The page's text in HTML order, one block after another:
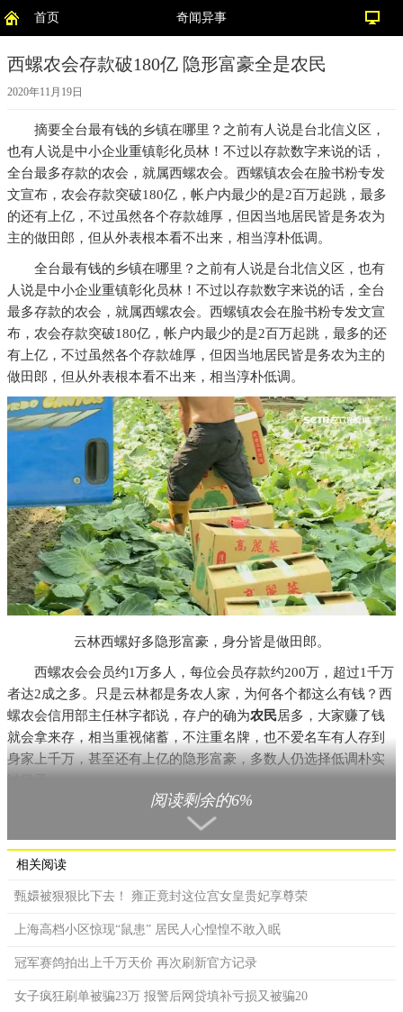
首页 奇闻异事
西螺农会存款破180亿 隐形富豪全是农民
2020年11月19日
摘要全台最有钱的乡镇在哪里？之前有人说是台北信义区，
也有人说是中小企业重镇彰化员林！不过以存款数字来说的话，
全台最多存款的农会，就属西螺农会。西螺镇农会在脸书粉专发
文宣布，农会存款突破180亿，帐户内最少的是2百万起跳，最多
的还有上亿，不过虽然各个存款雄厚，但因当地居民皆是务农为
主的做田郎，但从外表根本看不出来，相当淳朴低调。
全台最有钱的乡镇在哪里？之前有人说是台北信义区，也有
人说是中小企业重镇彰化员林！不过以存款数字来说的话，全台
最多存款的农会，就属西螺农会。西螺镇农会在脸书粉专发文宣
布，农会存款突破180亿，帐户内最少的是2百万起跳，最多的还
有上亿，不过虽然各个存款雄厚，但因当地居民皆是务农为主的
做田郎，但从外表根本看不出来，相当淳朴低调。
云林西螺好多隐形富豪，身分皆是做田郎。
西螺农会会员约1万多人，每位会员存款约200万，超过1千万
者达2成之多。只是云林都是务农人家，为何各个都这么有钱？西
螺农会信用部主任林字都说，存户的确为农民居多，大家赚了钱
就会拿来存，相当重视储蓄，不注重名牌，也不爱名车有人存到
身家上千万，甚至还有上亿的隐形富豪，多数人仍选择低调朴实
阅读剩余的6%
相关阅读
甄嬛被狠狠比下去！ 雍正竟封这位宫女皇贵妃享尊荣
上海高档小区惊现“鼠患” 居民人心惶惶不敢入眠
冠军赛鸽拍出上千万天价 再次刷新官方记录
女子疯狂刷单被骗23万 报警后网贷填补亏损又被骗20